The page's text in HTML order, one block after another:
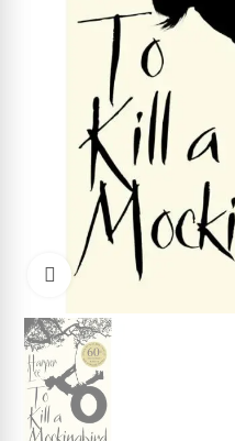
Cliquez pour agrandir